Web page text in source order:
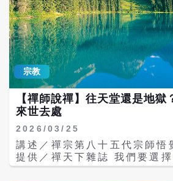
宗教
【禪師說禪】往天堂還是地獄
來世去處
2026/03/25
講述／禪宗第八十五代宗師悟覺
提供／禪天下雜誌 我們要選擇修行，讓靈性到
天堂，放十字光；還是選擇不